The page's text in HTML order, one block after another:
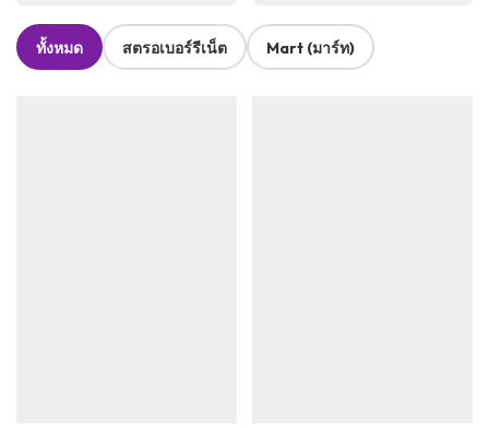
ทั้งหมด สตรอเบอร์รีเน็ต Mart (มาร์ท)